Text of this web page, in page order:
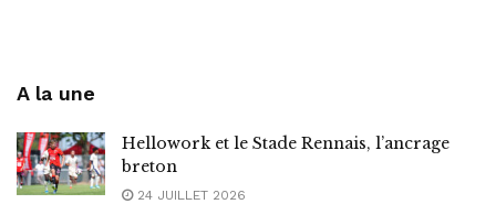
A la une
Hellowork et le Stade Rennais, l’ancrage
breton
24 JUILLET 2026